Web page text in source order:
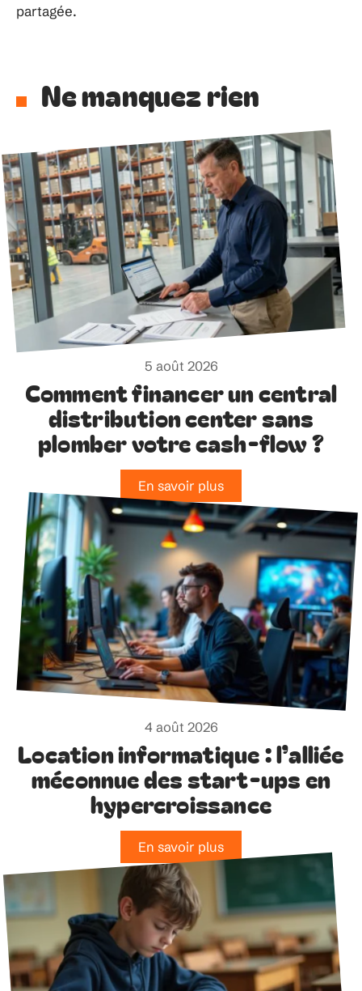
partagée.
Ne manquez rien
5 août 2026
Comment financer un central
distribution center sans
plomber votre cash-flow ?
En savoir plus
4 août 2026
Location informatique : l’alliée
méconnue des start-ups en
hypercroissance
En savoir plus